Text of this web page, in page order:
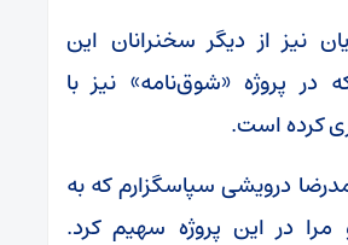
نیز از دیگر سخنرانان این
پروژه «شوق‌نامه» نیز با
کرده است.
درویشی سپاسگزارم که به
مرا در این پروژه سهیم کرد.